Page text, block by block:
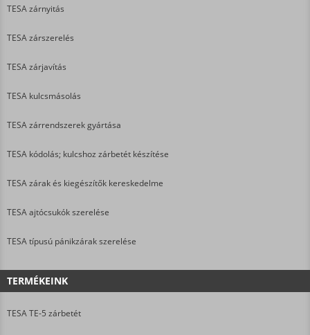
TESA zárnyitás
TESA zárszerelés
TESA zárjavítás
TESA kulcsmásolás
TESA zárrendszerek gyártása
TESA kódolás; kulcshoz zárbetét készítése
TESA zárak és kiegészítők kereskedelme
TESA ajtócsukók szerelése
TESA típusú pánikzárak szerelése
TERMÉKEINK
TESA TE-5 zárbetét